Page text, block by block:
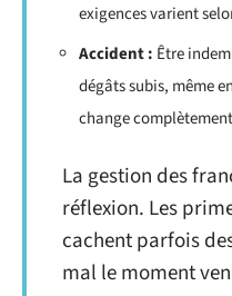
exigences varient
Accident : Être
dégâts subis, même
change
La gestion des
réflexion. Les
cachent parfois
mal le moment